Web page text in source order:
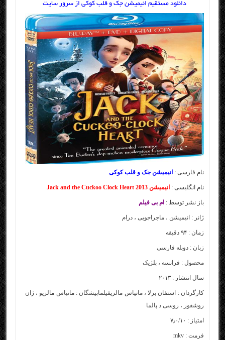
دانلود مستقیم انیمیشن جک و قلب کوکی از سرور سایت
نام فارسی : انیمیشن جک و قلب کوکی
نام انگلیسی : انیمیشن Jack and the Cuckoo Clock Heart 2013
باز نشر توسط : ام بی فیلم
ژانر : انیمیشن ، ماجراجویی ، درام
زمان : ۹۴ دقیقه
زبان : دوبله فارسی
محصول : فرانسه ، بلژیک
سال انتشار : ۲۰۱۳
کارگردان : استفان برلا ، ماتیاس مالزیفیلماپیشگان : ماتیاس مالزیو ، ژان
روشفور ، روسی د پالما
امتیاز : ۷٫۰/۱۰
فرمت : mkv